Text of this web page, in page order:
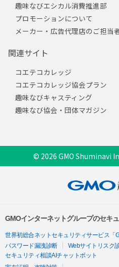
趣味なびエシカル消費推進部
プロモーションについて
メーカー・広告代理店のご担当
関連サイト
コエテコカレッジ
コエテコカレッジ協会プラン
趣味なびキャスティング
趣味なび協会・団体マガジン
© 2026 GMO Shuminavi